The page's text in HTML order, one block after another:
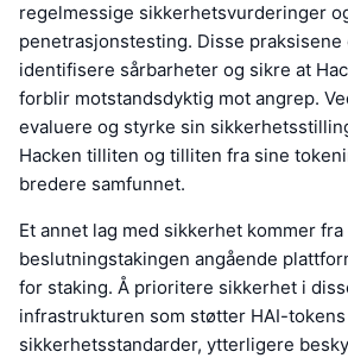
regelmessige sikkerhetsvurderinger
penetrasjonstesting. Disse
identifisere sårbarheter og sikre at
forblir motstandsdyktig mot angrep.
evaluere og styrke sin
Hacken tilliten og tilliten fra sine
bredere samfunnet.
Et annet lag med sikkerhet kommer
beslutningstakingen angående
for staking. Å prioritere sikkerhet i
infrastrukturen som støtter HAI-
sikkerhetsstandarder, ytterligere